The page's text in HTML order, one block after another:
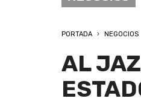
PORTADA NEGOCIOS
AL